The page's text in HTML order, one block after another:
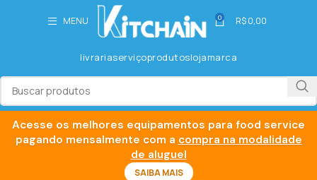
MENU 0 R$0,00
livrariaserviçoprodutoslojamarca
Acesse os melhores equipamentos para food service
pagando mensalmente com a compra na modalidade
de aluguel
SAIBA MAIS